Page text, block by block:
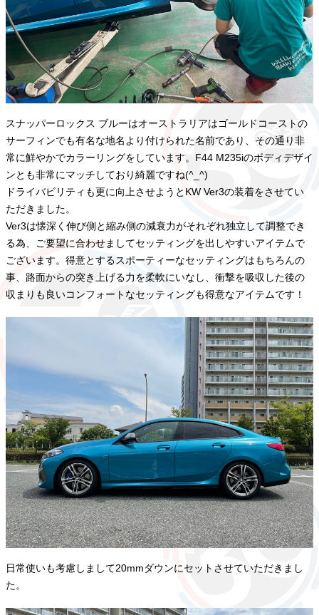
スナッパーロックス ブルーはオーストラリアはゴールドコーストの
サーフィンでも有名な地名より付けられた名前であり、その通り非
常に鮮やかでカラーリングをしています。F44 M235iのボディデザイ
ンとも非常にマッチしており綺麗ですね(^_^)
ドライバビリティも更に向上させようとKW Ver3の装着をさせてい
ただきました。
Ver3は懐深く伸び側と縮み側の減衰力がそれぞれ独立して調整でき
る為、ご要望に合わせましてセッティングを出しやすいアイテムで
ございます。得意とするスポーティーなセッティングはもちろんの
事、路面からの突き上げる力を柔軟にいなし、衝撃を吸収した後の
収まりも良いコンフォートなセッティングも得意なアイテムです！
日常使いも考慮しまして20mmダウンにセットさせていただきまし
た。